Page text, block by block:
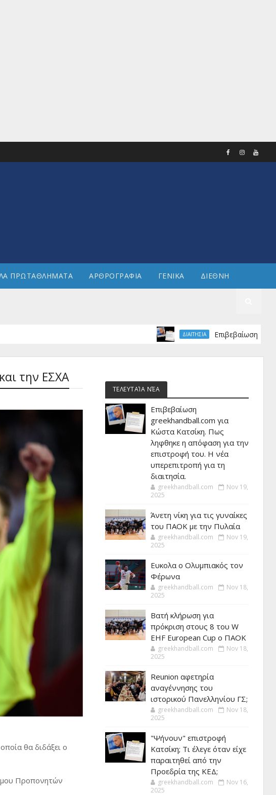
ΠΡΩΤΑΘΛΗΜΑΤΑ ΑΡΘΡΟΓΡΑΦΙΑ ΓΕΝΙΚΑ ΔΙΕΘΝΗ
ΔΙΑΙΤΗΣΙΑ Επιβεβαίωση
την ΕΣΧΑ
θα διδάξει ο
Προπονητών
ΤΕΛΕΥΤΑΊΑ ΝΈΑ
Επιβεβαίωση
greekhandball.com για
Κώστα Κατσίκη. Πως
ληφθηκε η απόφαση για την
επιστροφή του. Η νέα
υπερεπιτροπή για τη
διαιτησία.
greekhandball.com
Nov 19,
2025
Άνετη νίκη για τις γυναίκες
του ΠΑΟΚ με την Πυλαία
greekhandball.com
Nov 19,
2025
Ευκολα ο Ολυμπιακός τον
Φέρωνα
greekhandball.com
Nov 18,
2025
Βατή κλήρωση για
πρόκριση στους 8 του W
EHF European Cup ο ΠΑΟΚ
greekhandball.com
Nov 18,
2025
Reunion αφετηρία
αναγέννησης του
ιστορικού Πανελληνίου ΓΣ;
greekhandball.com
Nov 18,
2025
"Ψήνουν" επιστροφή
Κατσίκη; Τι έλεγε όταν είχε
παραιτηθεί από την
Προεδρία της ΚΕΔ;
greekhandball.com
Nov 16,
2025